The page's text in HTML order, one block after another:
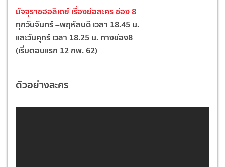
มัจจุราชฮอลิเดย์ เรื่องย่อละคร ช่อง 8
ทุกวันจันทร์ –พฤหัสบดี เวลา 18.45 น.
และวันศุกร์ เวลา 18.25 น. ทางช่อง8
(เริ่มตอนแรก 12 กพ. 62)
ตัวอย่างละคร